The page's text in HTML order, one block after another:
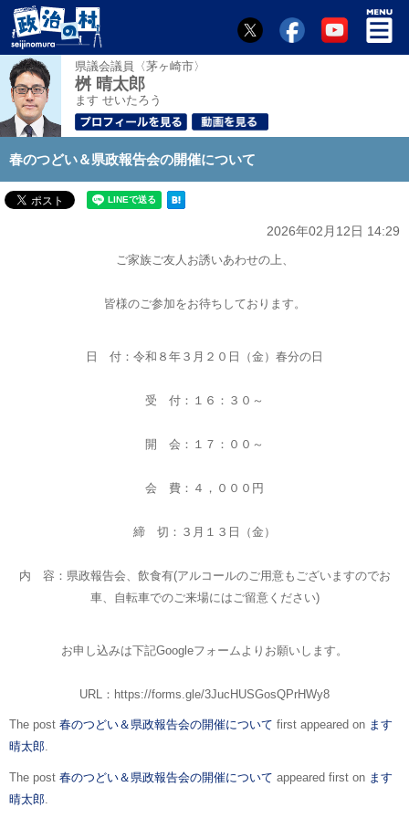
県議会議員〈茅ヶ崎市〉
桝 晴太郎
ます せいたろう
春のつどい＆県政報告会の開催について
2026年02月12日 14:29
ご家族ご友人お誘いあわせの上、
皆様のご参加をお待ちしております。
日 付：令和８年３月２０日（金）春分の日
受 付：１６：３０～
開 会：１７：００～
会 費：４，０００円
締 切：３月１３日（金）
内 容：県政報告会、飲食有(アルコールのご用意もございますのでお
車、自転車でのご来場にはご留意ください)
お申し込みは下記Googleフォームよりお願いします。
URL：https://forms.gle/3JucHUSGosQPrHWy8
The post 春のつどい＆県政報告会の開催について first appeared on ます
晴太郎.
The post 春のつどい＆県政報告会の開催について appeared first on ます
晴太郎.